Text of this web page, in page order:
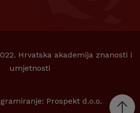
Hrvatska akademija znanosti i
umjetnosti
Prospekt d.o.o.